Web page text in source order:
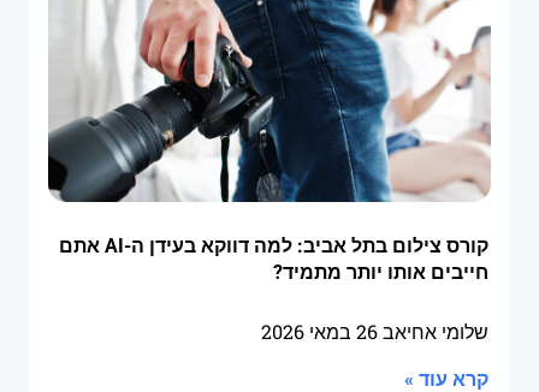
קורס צילום בתל אביב: למה דווקא בעידן ה-AI אתם
חייבים אותו יותר מתמיד?
שלומי אחיאב26 במאי 2026
קרא עוד »